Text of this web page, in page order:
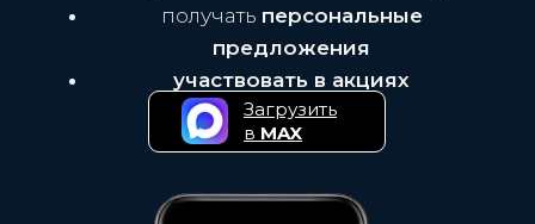
получать персональные
предложения
участвовать в акциях
Загрузить
в MAX